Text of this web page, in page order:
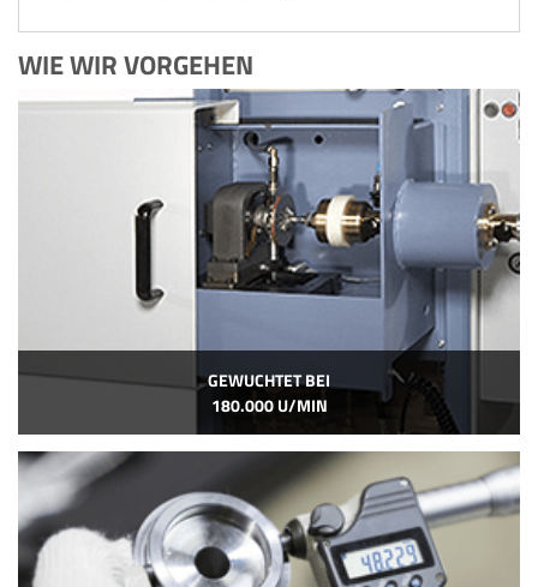
WIE WIR VORGEHEN
GEWUCHTET BEI
180.000 U/MIN